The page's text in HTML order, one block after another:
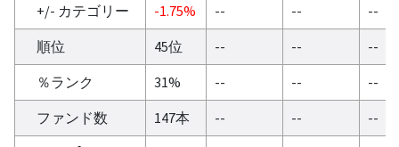
+/- カテゴリー
-1.75% -- --
--
順位
45位 -- --
--
％ランク
31% -- --
--
ファンド数
147本 -- --
--